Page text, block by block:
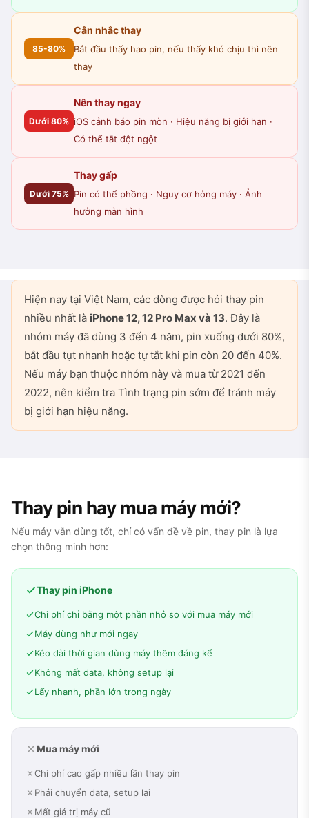
85-80%
Cân nhắc thay
Bắt đầu thấy hao pin, nếu thấy khó chịu thì nên
thay
Dưới 80%
Nên thay ngay
iOS cảnh báo pin mòn · Hiệu năng bị giới hạn ·
Có thể tắt đột ngột
Dưới 75%
Thay gấp
Pin có thể phồng · Nguy cơ hỏng máy · Ảnh
hưởng màn hình
Hiện nay tại Việt Nam, các dòng được hỏi thay pin
nhiều nhất là iPhone 12, 12 Pro Max và 13. Đây là
nhóm máy đã dùng 3 đến 4 năm, pin xuống dưới 80%,
bắt đầu tụt nhanh hoặc tự tắt khi pin còn 20 đến 40%.
Nếu máy bạn thuộc nhóm này và mua từ 2021 đến
2022, nên kiểm tra Tình trạng pin sớm để tránh máy
bị giới hạn hiệu năng.
Thay pin hay mua máy mới?
Nếu máy vẫn dùng tốt, chỉ có vấn đề về pin, thay pin là lựa
chọn thông minh hơn:
Thay pin iPhone
Chi phí chỉ bằng một phần nhỏ so với mua máy mới
Máy dùng như mới ngay
Kéo dài thời gian dùng máy thêm đáng kể
Không mất data, không setup lại
Lấy nhanh, phần lớn trong ngày
Mua máy mới
Chi phí cao gấp nhiều lần thay pin
Phải chuyển data, setup lại
Mất giá trị máy cũ